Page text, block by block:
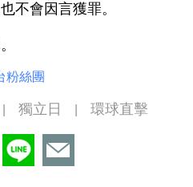
不會因言獲罪。
粉絲團
獨立日 環球直擊